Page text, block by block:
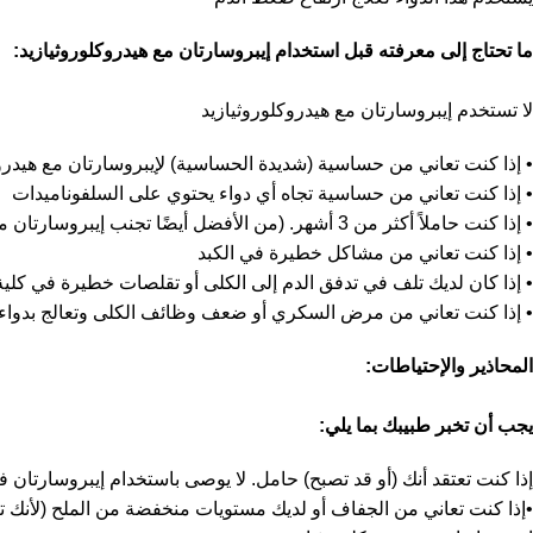
ما تحتاج إلى معرفته قبل استخدام إيبروسارتان مع هيدروكلوروثيازيد:
لا تستخدم إيبروسارتان مع هيدروكلوروثيازيد
• إذا كنت تعاني من حساسية (شديدة الحساسية) لإيبروسارتان مع
• إذا كنت تعاني من حساسية تجاه أي دواء يحتوي على السلفوناميدات
• إذا كنت حاملاً أكثر من 3 أشهر. (من الأفضل أيضًا تجنب إيبروسارتان مع هيدروكلوروثيازيد في بداية الحمل)
• إذا كنت تعاني من مشاكل خطيرة في الكبد
• إذا كان لديك تلف في تدفق الدم إلى الكلى أو تقلصات خطيرة في
• إذا كنت تعاني من مرض السكري أو ضعف وظائف الكلى وتعالج
المحاذير والإحتياطات:
يجب أن تخبر طبيبك بما يلي:
إذا كنت تعتقد أنك (أو قد تصبح) حامل. لا يوصى باستخدام إيبروسارتان في بداية الحمل ويجب عدم تناوله إذا
•إذا كنت تعاني من الجفاف أو لديك مستويات منخفضة من الملح (لأنك